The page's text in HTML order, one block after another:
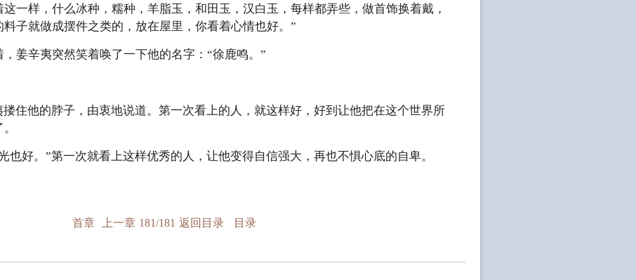
一样，什么冰种，糯种，羊脂玉，和田玉，汉白玉，每样都弄些，做首饰换着戴，
子就做成摆件之类的，放在屋里，你看着心情也好。”
姜辛夷突然笑着唤了一下他的名字：“徐鹿鸣。”
住他的脖子，由衷地说道。第一次看上的人，就这样好，好到让他把在这个世界所
也好。”第一次就看上这样优秀的人，让他变得自信强大，再也不惧心底的自卑。
首章 上一章 181/181 返回目录 目录